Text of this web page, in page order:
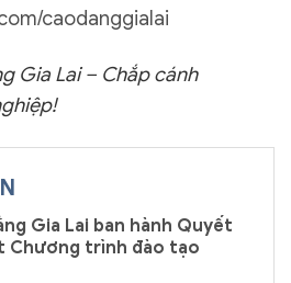
caodanggialai
Gia Lai – Chắp cánh
Gia Lai ban hành Quyết
Chương trình đào tạo